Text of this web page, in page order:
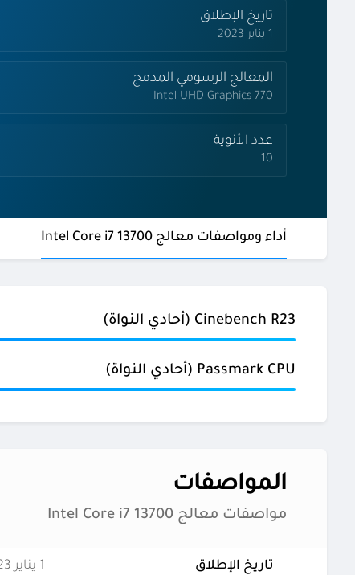
تاريخ الإطلاق
1 يناير 2023
المعالج الرسومي المدمج
Intel UHD Graphics 770
عدد الأنوية
10
أداء ومواصفات معالج Intel Core i7 13700
Cinebench R23 (أحادي النواة)
Passmark CPU (أحادي النواة)
المواصفات
مواصفات معالج Intel Core i7 13700
تاريخ الإطلاق 1 يناير 2023